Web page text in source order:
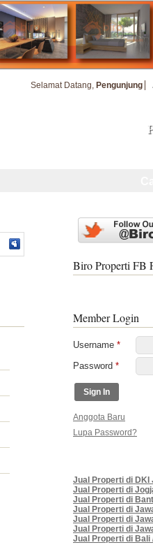
Selamat Datang, Pengunjung
Biro Properti FB
Member Login
Username *
Password *
Anggota Baru
Lupa Password?
Jual Properti di DKI
Jual Properti di
Jual Properti di
Jual Properti di
Jual Properti di
Jual Properti di
Jual Properti di Bali